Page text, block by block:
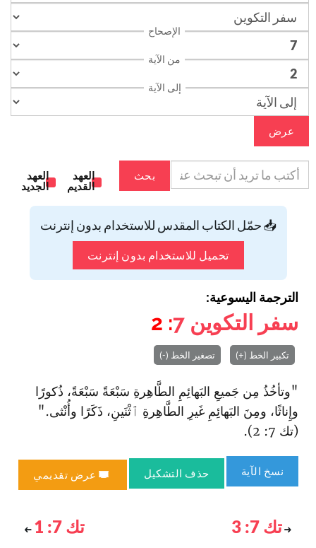
الإصحاح
من الآية
إلى الآية
عرض
بحث
العهد
القديم
العهد
الجديد
📥 حمّل الكتاب المقدس للاستخدام بدون إنترنت
تحميل للاستخدام بدون إنترنت
الترجمة اليسوعية:
سفر التكوين 7
: 2
تكبير الخط (+) تصغير الخط (-)
"وتأخُذُ مِن جَميعِ البَهائِمِ الطَّاهِرةِ سَبْعَةً سَبْعَةً، ذُكورًا
وإِناثًا، ومِنَ البَهائِمِ غَيرِ الطَّاهِرةِ ٱثْنَينِ، ذَكَرًا وأُنْثى."
(تك 7: 2).
نسخ الآية حذف التشكيل عرض تقديمي
تك 7: 3 تك 7: 1